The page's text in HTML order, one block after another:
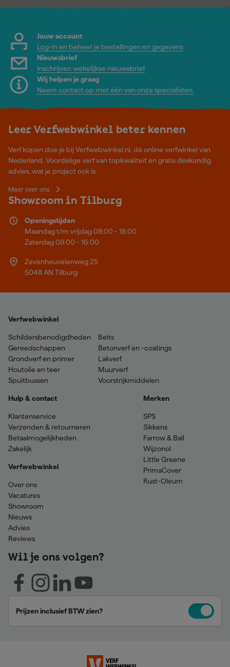
Jouw account
Log-in en beheer je bestellingen en gegevens
Nieuwsbrief
Inschrijven wekelijkse nieuwsbrief
Wij helpen je graag
Neem contact op met één van onze specialisten.
Leer Verfwebwinkel beter kennen
Verf kopen doe je bij Verfwebwinkel.nl, dé online verfwinkel van
Nederland. Voordelige verf van topkwaliteit en gratis deskundig
advies, wat je project ook is.
Meer over ons
Showroom in Tilburg
Openingstijden
Maandag t/m vrijdag 08:00 - 18:00
Zaterdag 08:00 - 16:00
Zevenheuvelenweg 25
5048 AN Tilburg
Verfwebwinkel
Schildersbenodigdheden
Gereedschappen
Grondverf en primer
Houtolie en teer
Spuitbussen
Beits
Betonverf en -coatings
Lakverf
Muurverf
Voorstrijkmiddelen
Hulp & contact
Klantenservice
Verzenden & retourneren
Betaalmogelijkheden
Zakelijk
Verfwebwinkel
Over ons
Vacatures
Showroom
Nieuws
Advies
Reviews
Merken
SPS
Sikkens
Farrow & Ball
Wijzonol
Little Greene
PrimaCover
Rust-Oleum
Wil je ons volgen?
Prijzen inclusief BTW zien?